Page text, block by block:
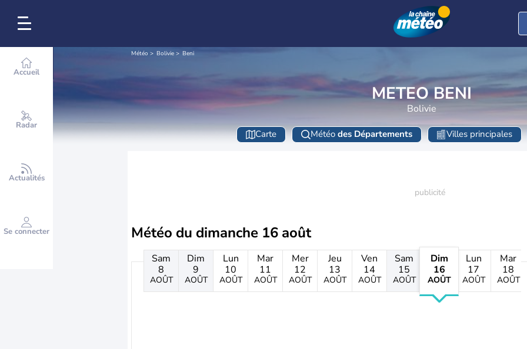
Accueil
Radar
Actualités
Se connecter
Météo Bolivie Beni
METEO BENI
Bolivie
Carte Météo des Départements Villes principales
Météo du dimanche 16 août
Sam
8
AOÛT
Dim
9
AOÛT
Lun
10
AOÛT
Mar
11
AOÛT
Mer
12
AOÛT
Jeu
13
AOÛT
Ven
14
AOÛT
Sam
15
AOÛT
Dim
16
AOÛT
Lun
17
AOÛT
Mar
18
AOÛT